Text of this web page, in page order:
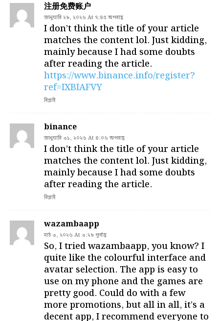
注册免费账户
জানুয়ারি ২৮, ২০২৬ At ৭:৪৫ অপরাহ্ণ
I don’t think the title of your article
matches the content lol. Just kidding,
mainly because I had some doubts
after reading the article.
https://www.binance.info/register?
ref=IXBIAFVY
রিপ্লাই
binance
জানুয়ারি ৩১, ২০২৬ At ৪:০৬ অপরাহ্ণ
I don’t think the title of your article
matches the content lol. Just kidding,
mainly because I had some doubts
after reading the article.
রিপ্লাই
wazambaapp
মার্চ ৩, ২০২৬ At ৩:২৮ পূর্বাহ্ণ
So, I tried wazambaapp, you know? I
quite like the colourful interface and
avatar selection. The app is easy to
use on my phone and the games are
pretty good. Could do with a few
more promotions, but all in all, it’s a
decent app, I recommend everyone to